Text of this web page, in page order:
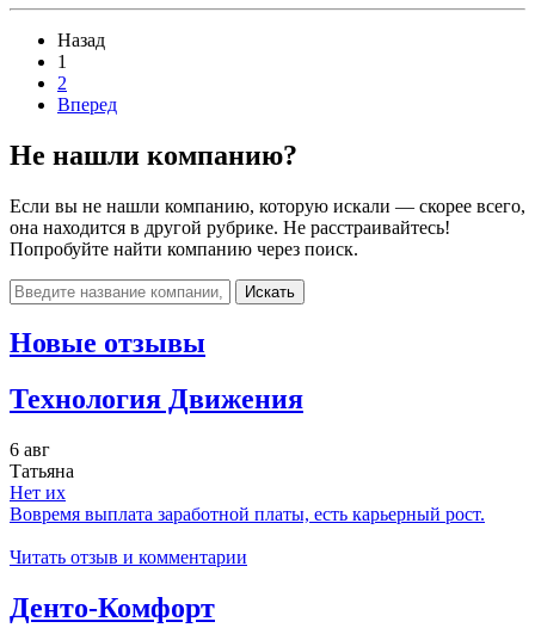
Назад
1
2
Вперед
Не нашли компанию?
Если вы не нашли компанию, которую искали — скорее всего,
она находится в другой рубрике. Не расстраивайтесь!
Попробуйте найти компанию через поиск.
Искать
Новые отзывы
Технология Движения
6 авг
Татьяна
Нет их
Вовремя выплата заработной платы, есть карьерный рост.
Читать отзыв и комментарии
Денто-Комфорт